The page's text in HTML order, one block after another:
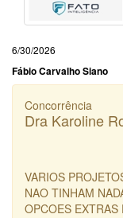
6/30/2026
Fábio Carvalho Siano
Concorrência
Dra Karoline
VARIOS
NAO TINHAM
OPCOES EXTRAS